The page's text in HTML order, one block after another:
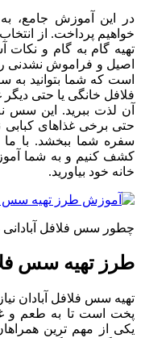
در این آموزش جامع،
خواهیم پرداخت. از
تهیه گام به گام و
اصیل و فراموش نشدنی
است که شما بتوانید به
فلافل خانگی یا حتی
آن لذت ببرید. این سس
حتی برخی غذاهای کبابی
سفره شما ببخشد. با ما
کشف کنیم و به شما
خانه خود بیاورید.
چطور سس فلافل
طرز تهیه سس
تهیه سس فلافل آبادان
پخت است تا به طعم و
یکی از مهم ترین